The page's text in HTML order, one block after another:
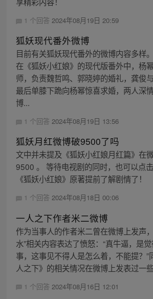
1 个回答 2024年08月19日 20:59
狐妖现代番外微博
目前有关狐妖现代番外的微博内容多样
在《狐妖小红娘》的现代版番外中，杨
师，负责魏哲鸣、郭晓婷的婚礼，龚俊
最后单膝下跪向杨幂惊喜求婚，两人深
博...
1 个回答 2024年08月19日 13:56
狐妖月红微博破9500了吗
文中并未提及《狐妖小红娘月红篇》在
9500 。 等待电视剧的同时，也可以点
《狐妖小红娘》原著提前了解剧情了！
1 个回答 2024年08月18日 00:06
一人之下作者米二微博
作为当事人的作者米二曾在微博上发声
水”相关内容表达了愤怒：“真牛逼，是
事，这事见不得人是怎么着，不能提？”
人之下》的相关情况在微博上发表过一
1 个回答 2024年08月16日 12:01